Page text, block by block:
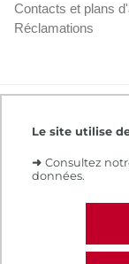
Le site utilise
➜ Consultez
données.
Contacts et plans
Réclamations